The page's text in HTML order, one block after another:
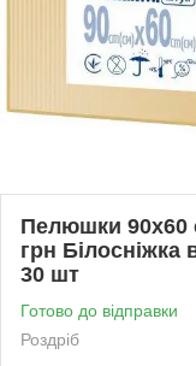
Пелюшки 90х60
грн Білосніжка
30 шт
Готово до відправки
Роздріб